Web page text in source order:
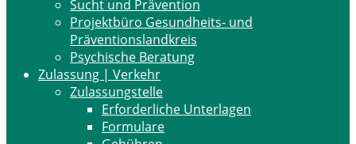
Sucht und Prävention
Projektbüro Gesundheits- und
Präventionslandkreis
Psychische Beratung
Zulassung | Verkehr
Zulassungstelle
Erforderliche Unterlagen
Formulare